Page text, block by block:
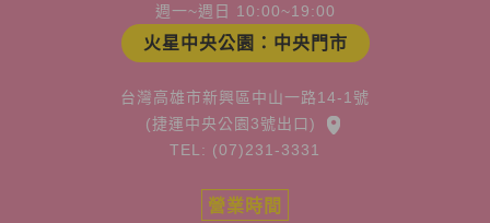
週一~週日 10:00~19:00
火星中央公園：中央門市
台灣高雄市新興區中山一路14-1號
(捷運中央公園3號出口)
TEL: (07)231-3331
營業時間